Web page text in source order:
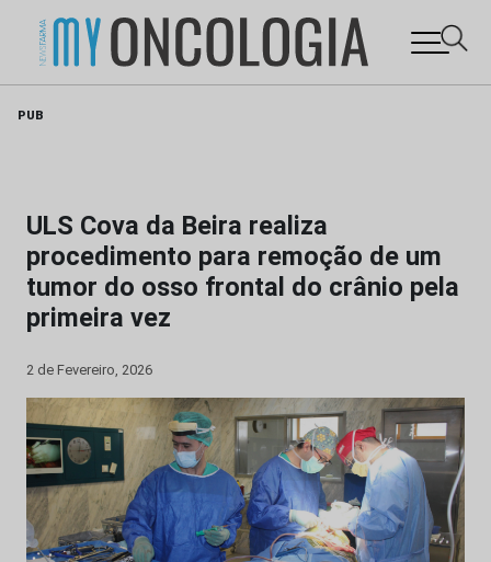
PUB
ULS Cova da Beira realiza
procedimento para remoção de um
tumor do osso frontal do crânio pela
primeira vez
2 de Fevereiro, 2026